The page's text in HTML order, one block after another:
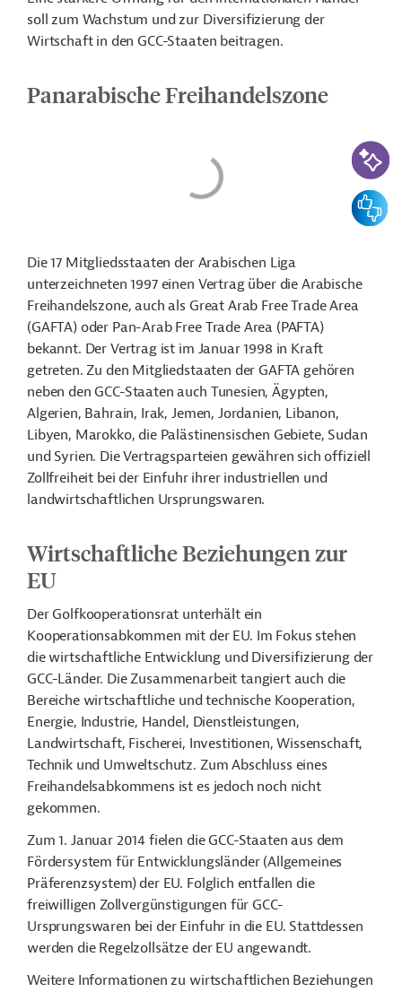
soll zum Wachstum und zur Diversifizierung der
Wirtschaft in den GCC-Staaten beitragen.
Panarabische Freihandelszone
Die 17 Mitgliedsstaaten der Arabischen Liga
unterzeichneten 1997 einen Vertrag über die Arabische
Freihandelszone, auch als Great Arab Free Trade Area
(GAFTA) oder Pan-Arab Free Trade Area (PAFTA)
bekannt. Der Vertrag ist im Januar 1998 in Kraft
getreten. Zu den Mitgliedstaaten der GAFTA gehören
neben den GCC-Staaten auch Tunesien, Ägypten,
Algerien, Bahrain, Irak, Jemen, Jordanien, Libanon,
Libyen, Marokko, die Palästinensischen Gebiete, Sudan
und Syrien. Die Vertragsparteien gewähren sich offiziell
Zollfreiheit bei der Einfuhr ihrer industriellen und
landwirtschaftlichen Ursprungswaren.
Wirtschaftliche Beziehungen zur
EU
Der Golfkooperationsrat unterhält ein
Kooperationsabkommen mit der EU. Im Fokus stehen
die wirtschaftliche Entwicklung und Diversifizierung der
GCC-Länder. Die Zusammenarbeit tangiert auch die
Bereiche wirtschaftliche und technische Kooperation,
Energie, Industrie, Handel, Dienstleistungen,
Landwirtschaft, Fischerei, Investitionen, Wissenschaft,
Technik und Umweltschutz. Zum Abschluss eines
Freihandelsabkommens ist es jedoch noch nicht
gekommen.
Zum 1. Januar 2014 fielen die GCC-Staaten aus dem
Fördersystem für Entwicklungsländer (Allgemeines
Präferenzsystem) der EU. Folglich entfallen die
freiwilligen Zollvergünstigungen für GCC-
Ursprungswaren bei der Einfuhr in die EU. Stattdessen
werden die Regelzollsätze der EU angewandt.
Weitere Informationen zu wirtschaftlichen Beziehungen
KI-